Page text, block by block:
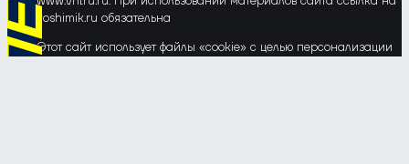
voshimik.ru обязательна
Этот сайт использует файлы «cookie» с целью персонализации